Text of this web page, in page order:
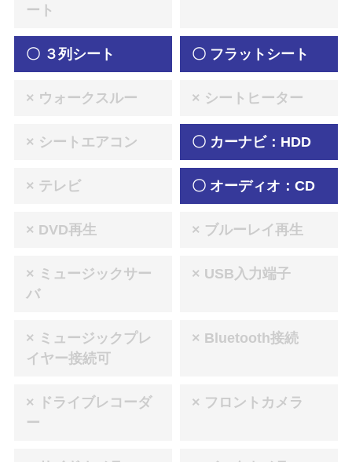
ート
〇 ３列シート 〇 フラットシート
× ウォークスルー × シートヒーター
× シートエアコン 〇 カーナビ：HDD
× テレビ 〇 オーディオ：CD
× DVD再生 × ブルーレイ再生
× ミュージックサー
バ
× USB入力端子
× ミュージックプレ
イヤー接続可
× Bluetooth接続
× ドライブレコーダ
ー
× フロントカメラ